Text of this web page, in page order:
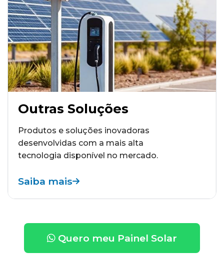
Outras Soluções
Produtos e soluções inovadoras
desenvolvidas com a mais alta
tecnologia disponível no mercado.
Saiba mais
Quero meu Painel Solar